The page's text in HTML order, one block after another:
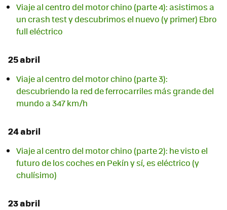
Viaje al centro del motor chino (parte 4): asistimos a
un crash test y descubrimos el nuevo (y primer) Ebro
full eléctrico
25 abril
Viaje al centro del motor chino (parte 3):
descubriendo la red de ferrocarriles más grande del
mundo a 347 km/h
24 abril
Viaje al centro del motor chino (parte 2): he visto el
futuro de los coches en Pekín y sí, es eléctrico (y
chulísimo)
23 abril